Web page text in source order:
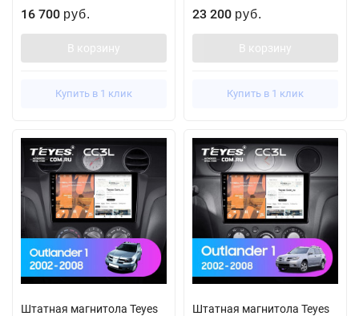
16 700 руб.
В корзину
Купить в 1 клик
23 200 руб.
В корзину
Купить в 1 клик
Штатная магнитола Teyes
Штатная магнитола Teyes